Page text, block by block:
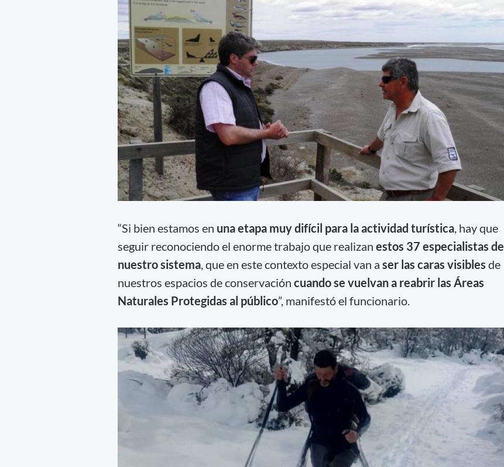
“Si bien estamos en una etapa muy difícil para la actividad turística, hay que
seguir reconociendo el enorme trabajo que realizan estos 37 especialistas de
nuestro sistema, que en este contexto especial van a ser las caras visibles de
nuestros espacios de conservación cuando se vuelvan a reabrir las Áreas
Naturales Protegidas al público”, manifestó el funcionario.